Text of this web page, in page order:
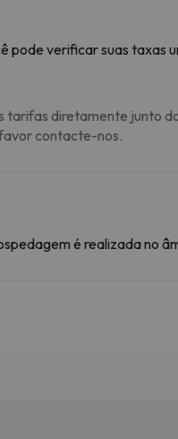
pode verificar suas
diretamente junto
contacte-nos.
é realizada no